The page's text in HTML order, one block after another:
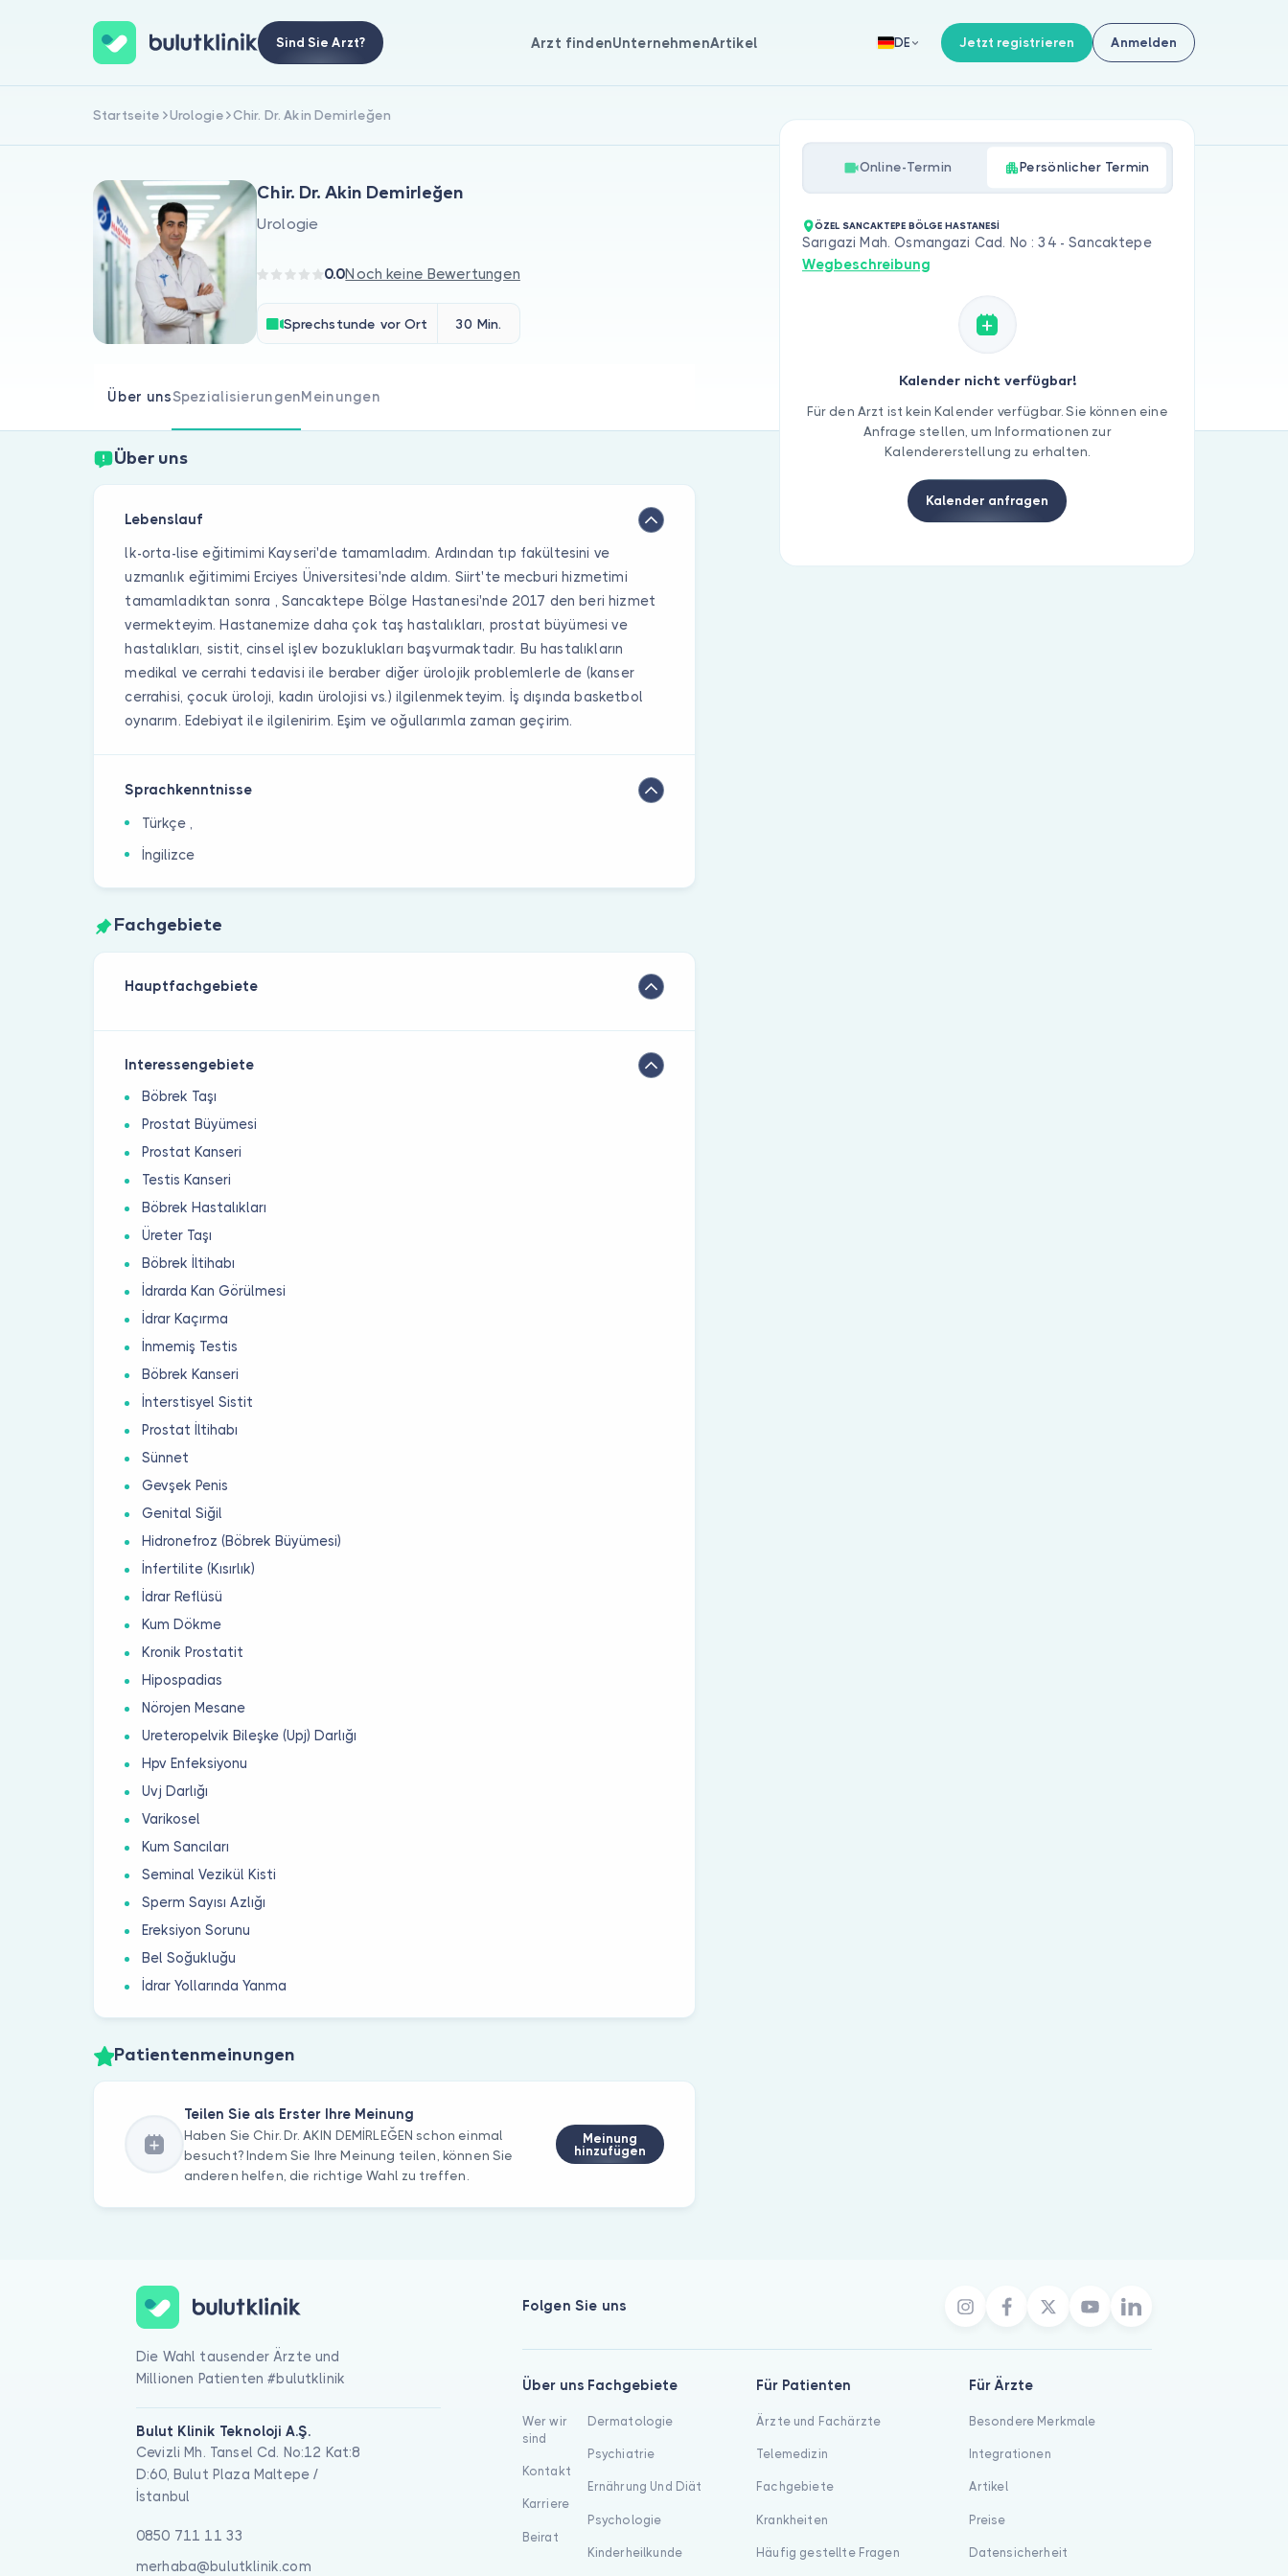
Sind Sie Arzt? Arzt findenUnternehmenArtikel DE Jetzt registrieren Anmelden
Startseite Urologie Chir. Dr. Akin Demirleğen
Chir. Dr. Akin Demirleğen
Urologie
0.0Noch keine Bewertungen
Sprechstunde vor Ort 30 Min.
Über unsSpezialisierungenMeinungen
Über uns
Lebenslauf
lk-orta-lise eğitimimi Kayseri'de tamamladım. Ardından tıp fakültesini ve
uzmanlık eğitimimi Erciyes Üniversitesi'nde aldım. Siirt'te mecburi hizmetimi
tamamladıktan sonra , Sancaktepe Bölge Hastanesi'nde 2017 den beri hizmet
vermekteyim. Hastanemize daha çok taş hastalıkları, prostat büyümesi ve
hastalıkları, sistit, cinsel işlev bozuklukları başvurmaktadır. Bu hastalıkların
medikal ve cerrahi tedavisi ile beraber diğer ürolojik problemlerle de (kanser
cerrahisi, çocuk üroloji, kadın ürolojisi vs.) ilgilenmekteyim. İş dışında basketbol
oynarım. Edebiyat ile ilgilenirim. Eşim ve oğullarımla zaman geçirim.
Sprachkenntnisse
Türkçe ,
İngilizce
Fachgebiete
Hauptfachgebiete
Interessengebiete
Böbrek Taşı
Prostat Büyümesi
Prostat Kanseri
Testis Kanseri
Böbrek Hastalıkları
Üreter Taşı
Böbrek İltihabı
İdrarda Kan Görülmesi
İdrar Kaçırma
İnmemiş Testis
Böbrek Kanseri
İnterstisyel Sistit
Prostat İltihabı
Sünnet
Gevşek Penis
Genital Siğil
Hidronefroz (Böbrek Büyümesi)
İnfertilite (Kısırlık)
İdrar Reflüsü
Kum Dökme
Kronik Prostatit
Hipospadias
Nörojen Mesane
Ureteropelvik Bileşke (Upj) Darlığı
Hpv Enfeksiyonu
Uvj Darlığı
Varikosel
Kum Sancıları
Seminal Vezikül Kisti
Sperm Sayısı Azlığı
Ereksiyon Sorunu
Bel Soğukluğu
İdrar Yollarında Yanma
Patientenmeinungen
Teilen Sie als Erster Ihre Meinung
Haben Sie Chir. Dr. AKIN DEMİRLEĞEN schon einmal
besucht? Indem Sie Ihre Meinung teilen, können Sie
anderen helfen, die richtige Wahl zu treffen.
Meinung
hinzufügen
Online-Termin Persönlicher Termin
ÖZEL SANCAKTEPE BÖLGE HASTANESİ
Sarıgazi Mah. Osmangazi Cad. No : 34 - Sancaktepe
Wegbeschreibung
Kalender nicht verfügbar!
Für den Arzt ist kein Kalender verfügbar. Sie können eine
Anfrage stellen, um Informationen zur
Kalendererstellung zu erhalten.
Kalender anfragen
Die Wahl tausender Ärzte und
Millionen Patienten #bulutklinik
Bulut Klinik Teknoloji A.Ş.
Cevizli Mh. Tansel Cd. No:12 Kat:8
D:60, Bulut Plaza Maltepe /
İstanbul
0850 711 11 33
merhaba@bulutklinik.com
Folgen Sie uns
Über uns
Wer wir
sind
Kontakt
Karriere
Beirat
Fachgebiete
Dermatologie
Psychiatrie
Ernährung Und Diät
Psychologie
Kinderheilkunde
Für Patienten
Ärzte und Fachärzte
Telemedizin
Fachgebiete
Krankheiten
Häufig gestellte Fragen
Für Ärzte
Besondere Merkmale
Integrationen
Artikel
Preise
Datensicherheit